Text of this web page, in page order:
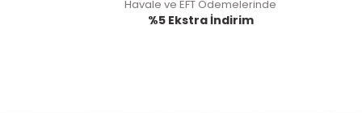
Havale ve EFT Ödemelerinde
%5 Ekstra İndirim